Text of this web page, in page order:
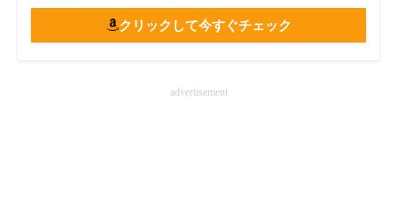
クリックして今すぐチェック
advertisement